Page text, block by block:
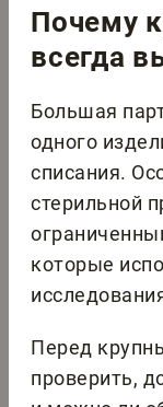
Почему
всегда
Большая
одного
списания.
стерильной
которые
Перед
проверить,